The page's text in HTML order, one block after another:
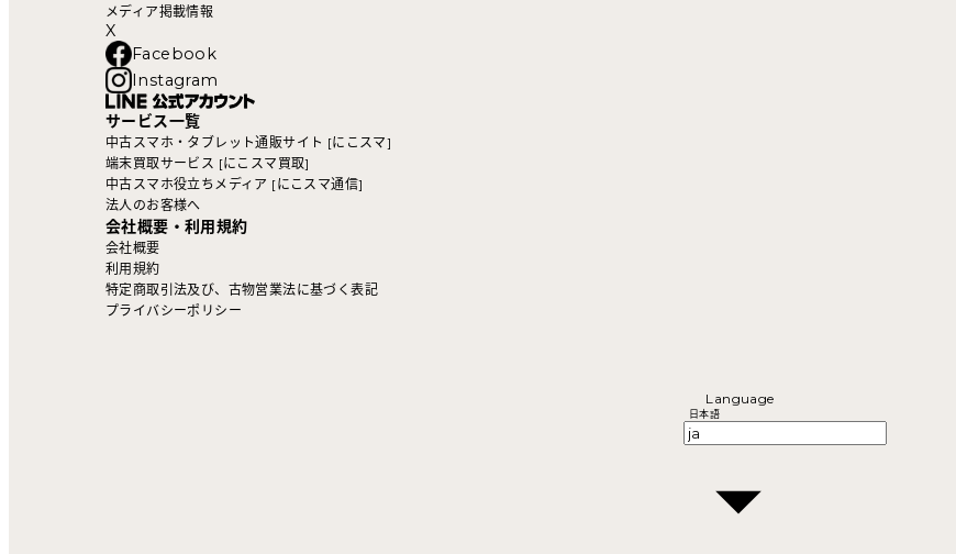
メディア掲載情報
X
Facebook
Instagram
サービス一覧
中古スマホ・タブレット通販サイト [にこスマ]
端末買取サービス [にこスマ買取]
中古スマホ役立ちメディア [にこスマ通信]
法人のお客様へ
会社概要・利用規約
会社概要
利用規約
特定商取引法及び、古物営業法に基づく表記
プライバシーポリシー
Language
日本語